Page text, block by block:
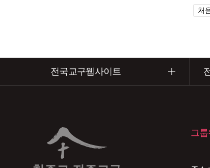
처
전국교구웹사이트
그룹